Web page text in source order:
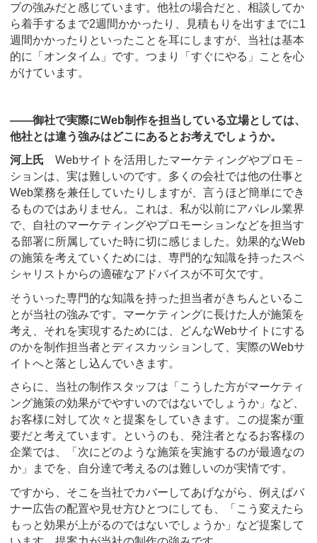
ブの強みだと感じています。他社の場合だと、相談してか
ら着手するまで2週間かかったり、見積もりを出すまでに1
週間かかったりといったことを耳にしますが、当社は基本
的に「オンタイム」です。つまり「すぐにやる」ことを心
がけています。
――御社で実際にWeb制作を担当している立場としては、
他社とは違う強みはどこにあるとお考えでしょうか。
河上氏 Webサイトを活用したマーケティングやプロモ－
ションは、実は難しいのです。多くの会社では他の仕事と
Web業務を兼任していたりしますが、言うほど簡単にでき
るものではありません。これは、私が以前にアパレル業界
で、自社のマーケティングやプロモーションなどを担当す
る部署に所属していた時に切に感じました。効果的なWeb
の施策を考えていくためには、専門的な知識を持ったスペ
シャリストからの適確なアドバイスが不可欠です。
そういった専門的な知識を持った担当者がきちんといるこ
とが当社の強みです。マーケティングに長けた人が施策を
考え、それを実現するためには、どんなWebサイトにする
のかを制作担当者とディスカッションして、実際のWebサ
イトへと落とし込んでいきます。
さらに、当社の制作スタッフは「こうした方がマーケティ
ング施策の効果がでやすいのではないでしょうか」など、
お客様に対して次々と提案をしていきます。この提案が重
要だと考えています。というのも、発注者となるお客様の
企業では、「次にどのような施策を実施するのが最適なの
か」までを、自分達で考えるのは難しいのが実情です。
ですから、そこを当社でカバーしてあげながら、例えばバ
ナー広告の配置や見せ方ひとつにしても、「こう変えたら
もっと効果が上がるのではないでしょうか」など提案して